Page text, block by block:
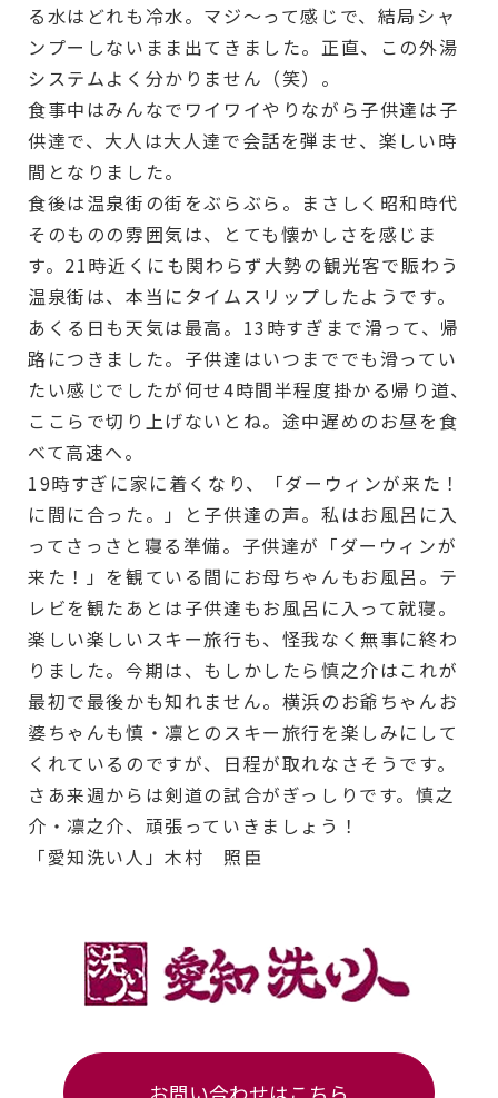
る水はどれも冷水。マジ～って感じで、結局シャ
ンプーしないまま出てきました。正直、この外湯
システムよく分かりません（笑）。
食事中はみんなでワイワイやりながら子供達は子
供達で、大人は大人達で会話を弾ませ、楽しい時
間となりました。
食後は温泉街の街をぶらぶら。まさしく昭和時代
そのものの雰囲気は、とても懐かしさを感じま
す。21時近くにも関わらず大勢の観光客で賑わう
温泉街は、本当にタイムスリップしたようです。
あくる日も天気は最高。13時すぎまで滑って、帰
路につきました。子供達はいつまででも滑ってい
たい感じでしたが何せ4時間半程度掛かる帰り道、
ここらで切り上げないとね。途中遅めのお昼を食
べて高速へ。
19時すぎに家に着くなり、「ダーウィンが来た！
に間に合った。」と子供達の声。私はお風呂に入
ってさっさと寝る準備。子供達が「ダーウィンが
来た！」を観ている間にお母ちゃんもお風呂。テ
レビを観たあとは子供達もお風呂に入って就寝。
楽しい楽しいスキー旅行も、怪我なく無事に終わ
りました。今期は、もしかしたら慎之介はこれが
最初で最後かも知れません。横浜のお爺ちゃんお
婆ちゃんも慎・凛とのスキー旅行を楽しみにして
くれているのですが、日程が取れなさそうです。
さあ来週からは剣道の試合がぎっしりです。慎之
介・凛之介、頑張っていきましょう！
「愛知洗い人」木村 照臣